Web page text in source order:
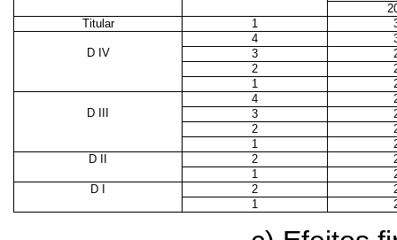
Titular
1
4
D IV
3
2
1
4
D III
3
2
1
D II
2
1
D I
2
1